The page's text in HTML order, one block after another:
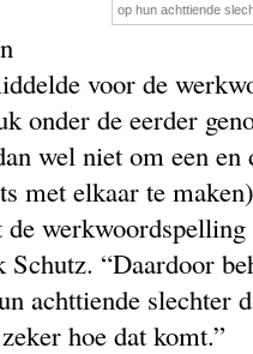
op hun achttiende
voor de
onder de eerder
wel niet om een en
met elkaar te
“Daardoor
achttiende slechter
hoe dat komt.”